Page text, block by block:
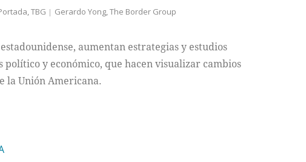
,TBG Gerardo Yong,The Border Group
aumentan estrategias y estudios
y económico, que hacen visualizar cambios
la Unión Americana.